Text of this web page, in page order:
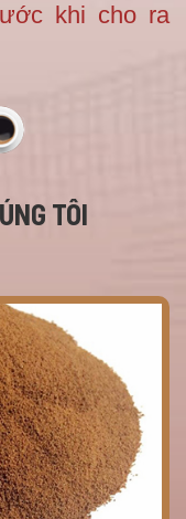
khi cho ra
TÔI